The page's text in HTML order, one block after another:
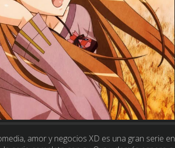
amor y negocios XD es una gran serie en